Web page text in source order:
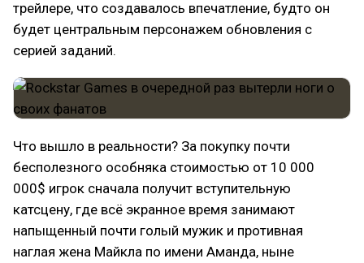
трейлере, что создавалось впечатление, будто он
будет центральным персонажем обновления с
серией заданий.
Что вышло в реальности? За покупку почти
бесполезного особняка стоимостью от 10 000
000$ игрок сначала получит вступительную
катсцену, где всё экранное время занимают
напыщенный почти голый мужик и противная
наглая жена Майкла по имени Аманда, ныне